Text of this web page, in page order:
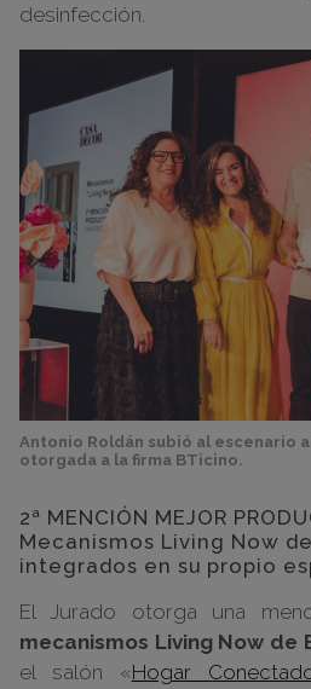
desinfección.
Antonio Roldán subió al escenario
otorgada a la firma BTicino.
2ª MENCIÓN MEJOR
Mecanismos Living Now
integrados en su propio
El Jurado otorga una
mecanismos Living Now de
el salón «Hogar